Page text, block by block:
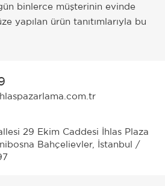
binlerce müşterinin evinde
yapılan ürün tanıtımlarıyla bu
29 Ekim Caddesi İhlas Plaza
Bahçelievler, İstanbul /